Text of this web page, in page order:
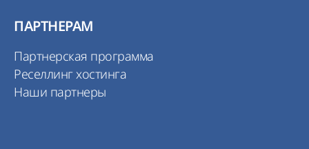
ПАРТНЕРАМ
Партнерская программа
Реселлинг хостинга
Наши партнеры